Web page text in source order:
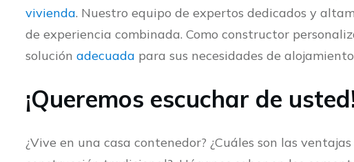
vivienda. Nuestro equipo de expertos dedicados y
de experiencia combinada. Como constructor
solución adecuada para sus necesidades de
¡Queremos escuchar de
¿Vive en una casa contenedor? ¿Cuáles son las